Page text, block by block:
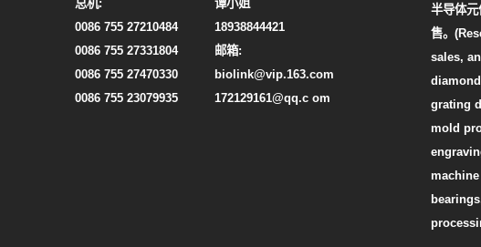
总机:
谭小姐
0086 755 27210484
18938844421
0086 755 27331804
邮箱:
0086 755 27470330
biolink@vip.163.com
0086 755 23079935
172129161@qq.c om
半导体
售。
sales,
grating
mold